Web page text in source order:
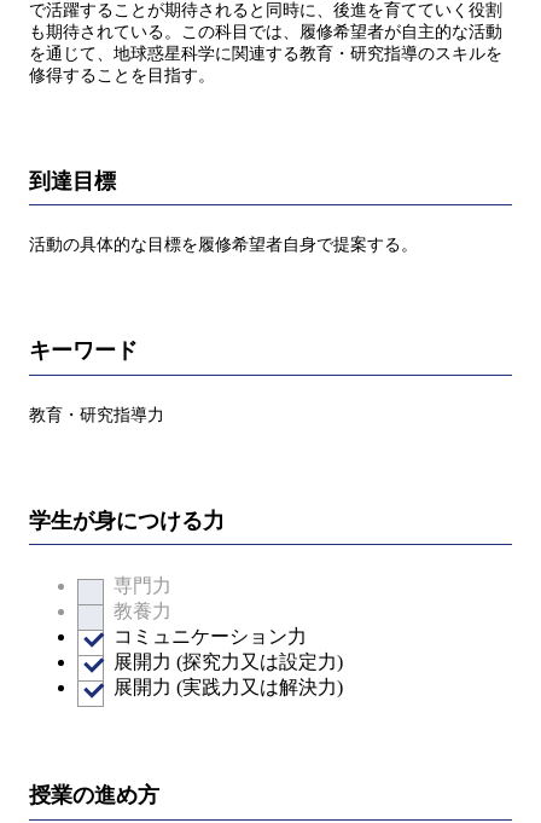
で活躍することが期待されると同時に、後進を育てていく役割
も期待されている。この科目では、履修希望者が自主的な活動
を通じて、地球惑星科学に関連する教育・研究指導のスキルを
修得することを目指す。
到達目標
活動の具体的な目標を履修希望者自身で提案する。
キーワード
教育・研究指導力
学生が身につける力
専門力
教養力
コミュニケーション力
展開力 (探究力又は設定力)
展開力 (実践力又は解決力)
授業の進め方